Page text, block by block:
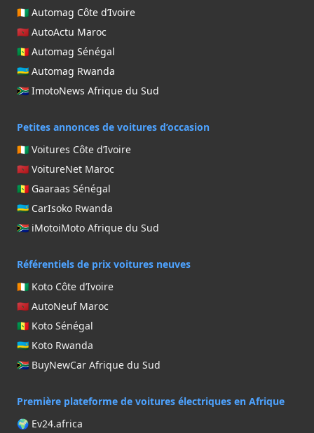
🇨🇮 Automag Côte d’Ivoire
🇲🇦 AutoActu Maroc
🇸🇳 Automag Sénégal
🇷🇼 Automag Rwanda
🇿🇦 ImotoNews Afrique du Sud
Petites annonces de voitures d’occasion
🇨🇮 Voitures Côte d’Ivoire
🇲🇦 VoitureNet Maroc
🇸🇳 Gaaraas Sénégal
🇷🇼 CarIsoko Rwanda
🇿🇦 iMotoiMoto Afrique du Sud
Référentiels de prix voitures neuves
🇨🇮 Koto Côte d’Ivoire
🇲🇦 AutoNeuf Maroc
🇸🇳 Koto Sénégal
🇷🇼 Koto Rwanda
🇿🇦 BuyNewCar Afrique du Sud
Première plateforme de voitures électriques en Afrique
🌍 Ev24.africa